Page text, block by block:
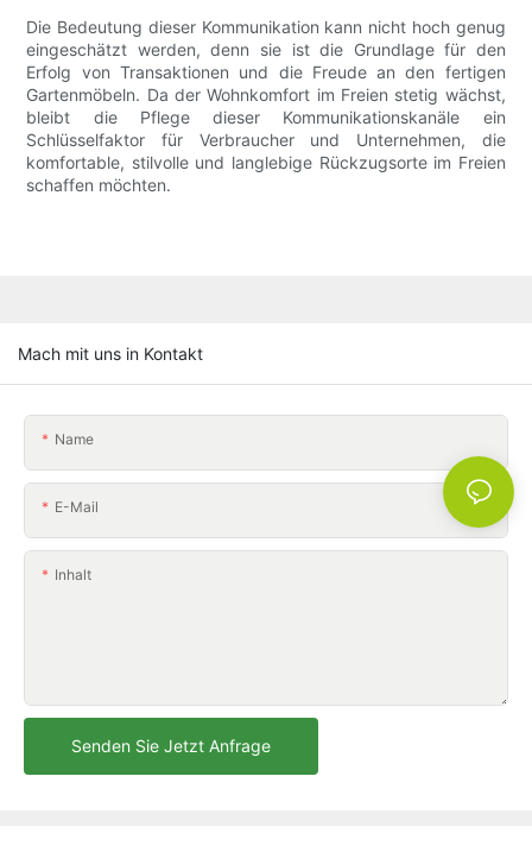
Die Bedeutung dieser Kommunikation kann nicht hoch genug
eingeschätzt werden, denn sie ist die Grundlage für den
Erfolg von Transaktionen und die Freude an den fertigen
Gartenmöbeln. Da der Wohnkomfort im Freien stetig wächst,
bleibt die Pflege dieser Kommunikationskanäle ein
Schlüsselfaktor für Verbraucher und Unternehmen, die
komfortable, stilvolle und langlebige Rückzugsorte im Freien
schaffen möchten.
Mach mit uns in Kontakt
Name
E-Mail
Inhalt
Senden Sie Jetzt Anfrage